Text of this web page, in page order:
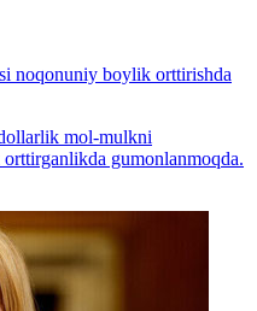
noqonuniy boylik orttirishda
mol-mulkni
gumonlanmoqda.